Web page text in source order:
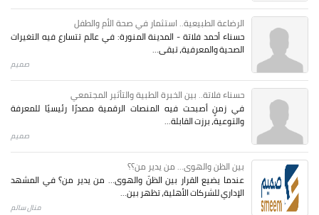
الرضاعة الطبيعية.. استثمار في صحة الأم والطفل
حسناء أحمد فلاتة - المدينة المنورة: في عالم تتسارع فيه التغيرات
الصحية والمعرفية، تبقى...
صميم
حسناء فلاتة.. بين الخبرة الطبية والتأثير المجتمعي
في زمنٍ أصبحت فيه المنصات الرقمية مصدرًا رئيسيًا للمعرفة
والتوعية، برزت القابلة...
صميم
بين الظن والهوى... من يدير من؟؟
عندما يضيع القرار بين الظنّ والهوى… من يدير من؟ في المشهد
الإداري للشركات الأهلية، تظهر بين...
منال سالم